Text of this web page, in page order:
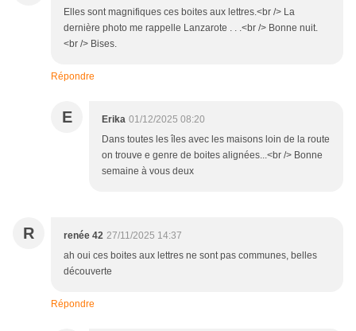
Elles sont magnifiques ces boites aux lettres.<br /> La
dernière photo me rappelle Lanzarote . . .<br /> Bonne nuit.
<br /> Bises.
Répondre
E Erika 01/12/2025 08:20
Dans toutes les îles avec les maisons loin de la route
on trouve e genre de boites alignées...<br /> Bonne
semaine à vous deux
R renée 42 27/11/2025 14:37
ah oui ces boites aux lettres ne sont pas communes, belles
découverte
Répondre